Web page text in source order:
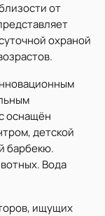
от
охраной
оснащён
детской
барбекю.
Вода
ищущих